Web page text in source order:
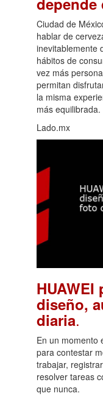
Ciudad de
hablar de
inevitablemente
hábitos de
vez más
permitan
la misma
más equilibrada.
Lado.mx
HUAWEI
diseño,
diaria.
En un momento
para contestar
trabajar,
resolver tareas
que nunca.